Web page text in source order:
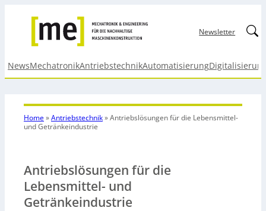
Newsletter
NewsMechatronikAntriebstechnikAutomatisierung
Home»Antriebstechnik»Antriebslösungen für die Lebensmittel-
und Getränkeindustrie
Antriebslösungen für die
Lebensmittel- und
Getränkeindustrie